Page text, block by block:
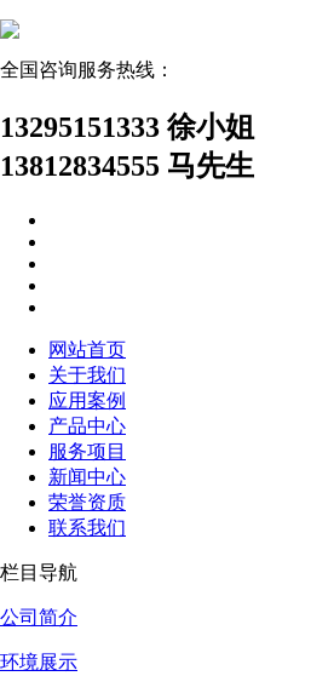
全国咨询服务热线：
13295151333 徐小姐
13812834555 马先生
网站首页
关于我们
应用案例
产品中心
服务项目
新闻中心
荣誉资质
联系我们
栏目导航
公司简介
环境展示